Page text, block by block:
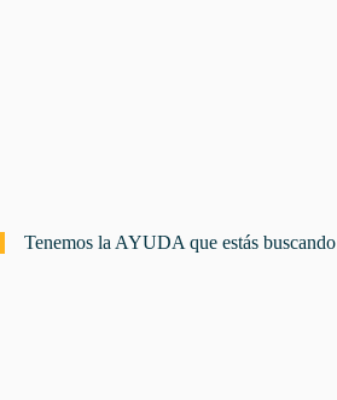
Tenemos la AYUDA que estás buscando